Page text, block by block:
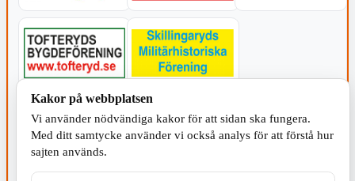
Kakor på webbplatsen
Vi använder nödvändiga kakor för att sidan ska fungera.
Med ditt samtycke använder vi också analys för att förstå hur
sajten används.